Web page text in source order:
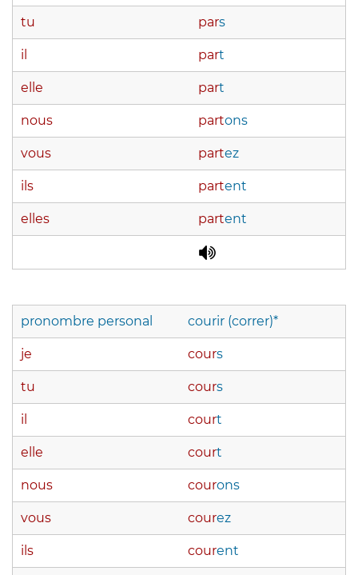
tu pars
il part
elle part
nous partons
vous partez
ils partent
elles partent
pronombre personal courir (correr)*
je cours
tu cours
il court
elle court
nous courons
vous courez
ils courent